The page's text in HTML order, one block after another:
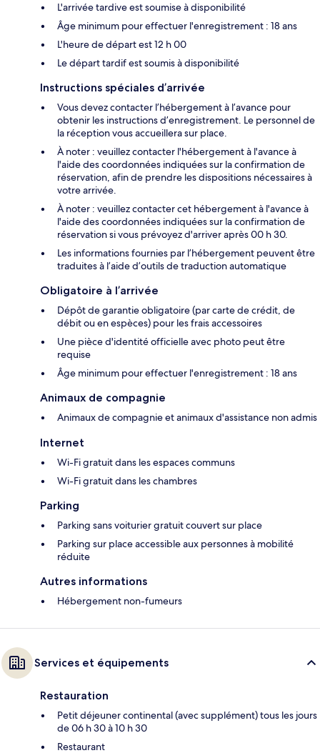
L'arrivée tardive est soumise à disponibilité
Âge minimum pour effectuer l'enregistrement : 18 ans
L'heure de départ est 12 h 00
Le départ tardif est soumis à disponibilité
Instructions spéciales d’arrivée
Vous devez contacter l’hébergement à l’avance pour
obtenir les instructions d’enregistrement. Le personnel de
la réception vous accueillera sur place.
À noter : veuillez contacter l'hébergement à l'avance à
l'aide des coordonnées indiquées sur la confirmation de
réservation, afin de prendre les dispositions nécessaires à
votre arrivée.
À noter : veuillez contacter cet hébergement à l'avance à
l'aide des coordonnées indiquées sur la confirmation de
réservation si vous prévoyez d'arriver après 00 h 30.
Les informations fournies par l’hébergement peuvent être
traduites à l’aide d’outils de traduction automatique
Obligatoire à l’arrivée
Dépôt de garantie obligatoire (par carte de crédit, de
débit ou en espèces) pour les frais accessoires
Une pièce d'identité officielle avec photo peut être
requise
Âge minimum pour effectuer l'enregistrement : 18 ans
Animaux de compagnie
Animaux de compagnie et animaux d'assistance non admis
Internet
Wi-Fi gratuit dans les espaces communs
Wi-Fi gratuit dans les chambres
Parking
Parking sans voiturier gratuit couvert sur place
Parking sur place accessible aux personnes à mobilité
réduite
Autres informations
Hébergement non-fumeurs
Services et équipements
Restauration
Petit déjeuner continental (avec supplément) tous les jours
de 06 h 30 à 10 h 30
Restaurant